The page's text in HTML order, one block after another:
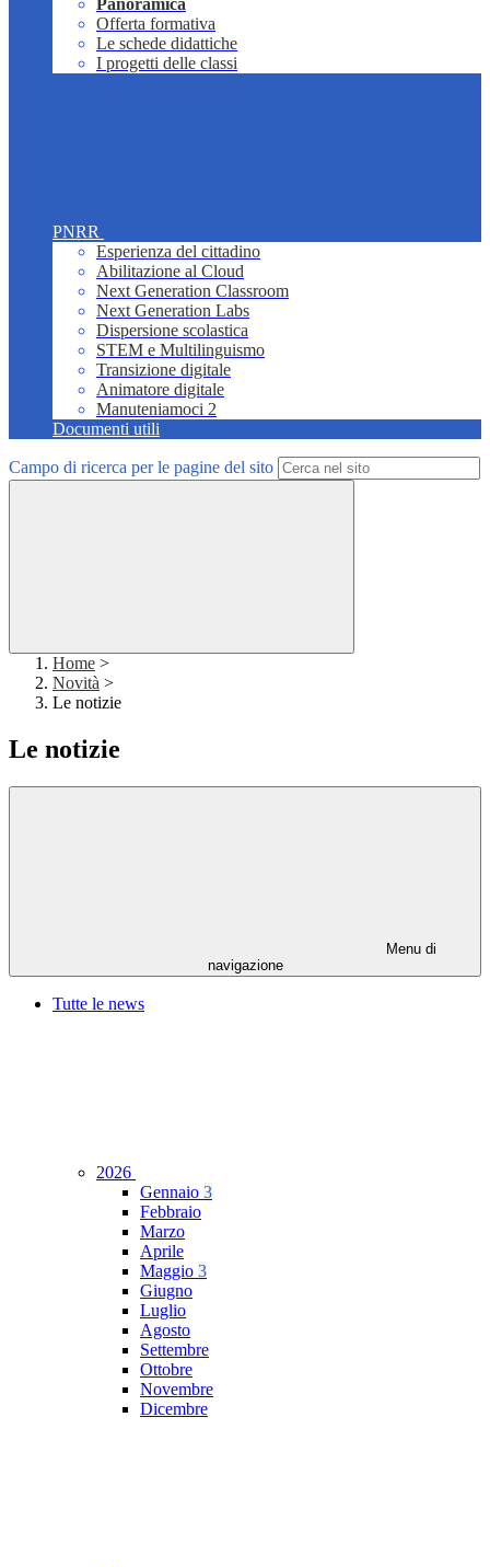
Panoramica
Offerta formativa
Le schede didattiche
I progetti delle classi
PNRR
Esperienza del cittadino
Abilitazione al Cloud
Next Generation Classroom
Next Generation Labs
Dispersione scolastica
STEM e Multilinguismo
Transizione digitale
Animatore digitale
Manuteniamoci 2
Documenti utili
Campo di ricerca per le pagine del sito
Home >
Novità >
Le notizie
Le notizie
Menu di
navigazione
Tutte le news
2026
Gennaio 3
Febbraio
Marzo
Aprile
Maggio 3
Giugno
Luglio
Agosto
Settembre
Ottobre
Novembre
Dicembre